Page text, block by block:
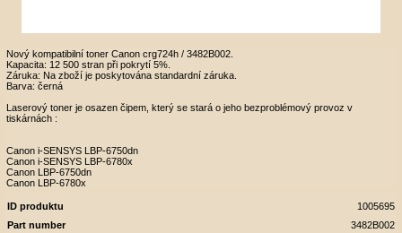
Nový kompatibilní toner Canon crg724h / 3482B002.
Kapacita: 12 500 stran při pokrytí 5%.
Záruka: Na zboží je poskytována standardní záruka.
Barva: černá
Laserový toner je osazen čipem, který se stará o jeho bezproblémový provoz v
tiskárnách :
Canon i-SENSYS LBP-6750dn
Canon i-SENSYS LBP-6780x
Canon LBP-6750dn
Canon LBP-6780x
ID produktu
1005695
Part number
3482B002